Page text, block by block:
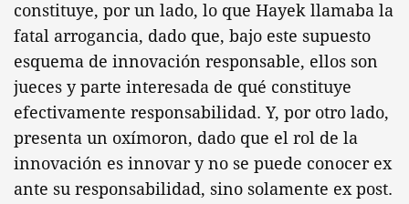
constituye, por un lado, lo que Hayek llamaba la
fatal arrogancia, dado que, bajo este supuesto
esquema de innovación responsable, ellos son
jueces y parte interesada de qué constituye
efectivamente responsabilidad. Y, por otro lado,
presenta un oxímoron, dado que el rol de la
innovación es innovar y no se puede conocer ex
ante su responsabilidad, sino solamente ex post.